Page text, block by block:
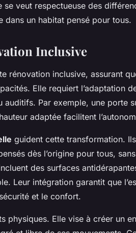
se veut respectueuse des
un habitat pensé pour tous.
Inclusive
rénovation inclusive, assurant
Elle requiert l’adaptation
Par exemple, une porte
adaptée facilitent
guident cette transformation.
dès l’origine pour tous,
des surfaces
Leur intégration garantit que
et le confort.
physiques. Elle vise à créer un